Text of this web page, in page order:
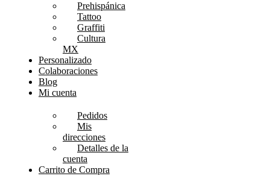
Prehispánica
Tattoo
Graffiti
Cultura
MX
Personalizado
Colaboraciones
Blog
Mi cuenta
Pedidos
Mis
direcciones
Detalles de la
cuenta
Carrito de Compra